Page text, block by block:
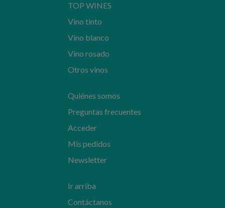
TOP WINES
Vino tinto
Vino blanco
Vino rosado
Otros vinos
Quiénes somos
Preguntas frecuentes
Acceder
Mis pedidos
Newsletter
Ir arriba
Contáctanos